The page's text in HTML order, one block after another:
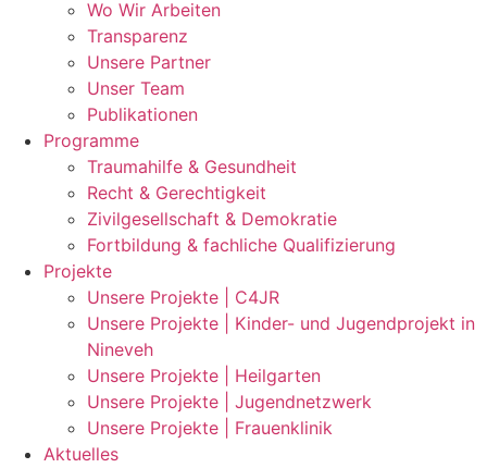
Wo Wir Arbeiten
Transparenz
Unsere Partner
Unser Team
Publikationen
Programme
Traumahilfe & Gesundheit
Recht & Gerechtigkeit
Zivilgesellschaft & Demokratie
Fortbildung & fachliche Qualifizierung
Projekte
Unsere Projekte | C4JR
Unsere Projekte | Kinder- und Jugendprojekt in
Nineveh
Unsere Projekte | Heilgarten
Unsere Projekte | Jugendnetzwerk
Unsere Projekte | Frauenklinik
Aktuelles